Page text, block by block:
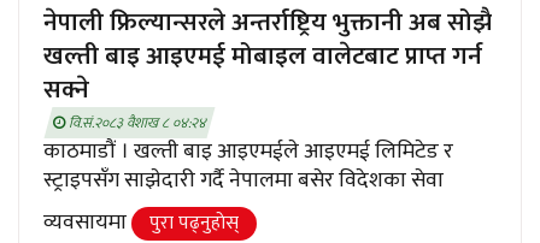
नेपाली फ्रिल्यान्सरले अन्तर्राष्ट्रिय भुक्तानी अब सोझै
खल्ती बाइ आइएमई मोबाइल वालेटबाट प्राप्त गर्न
सक्ने
वि.सं.२०८३ वैशाख ८ ०४:२४
काठमाडौं । खल्ती बाइ आइएमईले आइएमई लिमिटेड र
स्ट्राइपसँग साझेदारी गर्दै नेपालमा बसेर विदेशका सेवा
व्यवसायमा
पुरा पढ्नुहाेस्